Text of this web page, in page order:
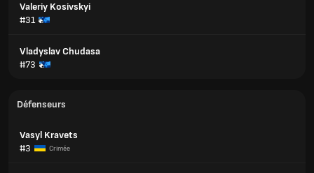
Valeriy Kosivskyi
#31
Vladyslav Chudasa
#73
Défenseurs
Vasyl Kravets
#3
Crimée